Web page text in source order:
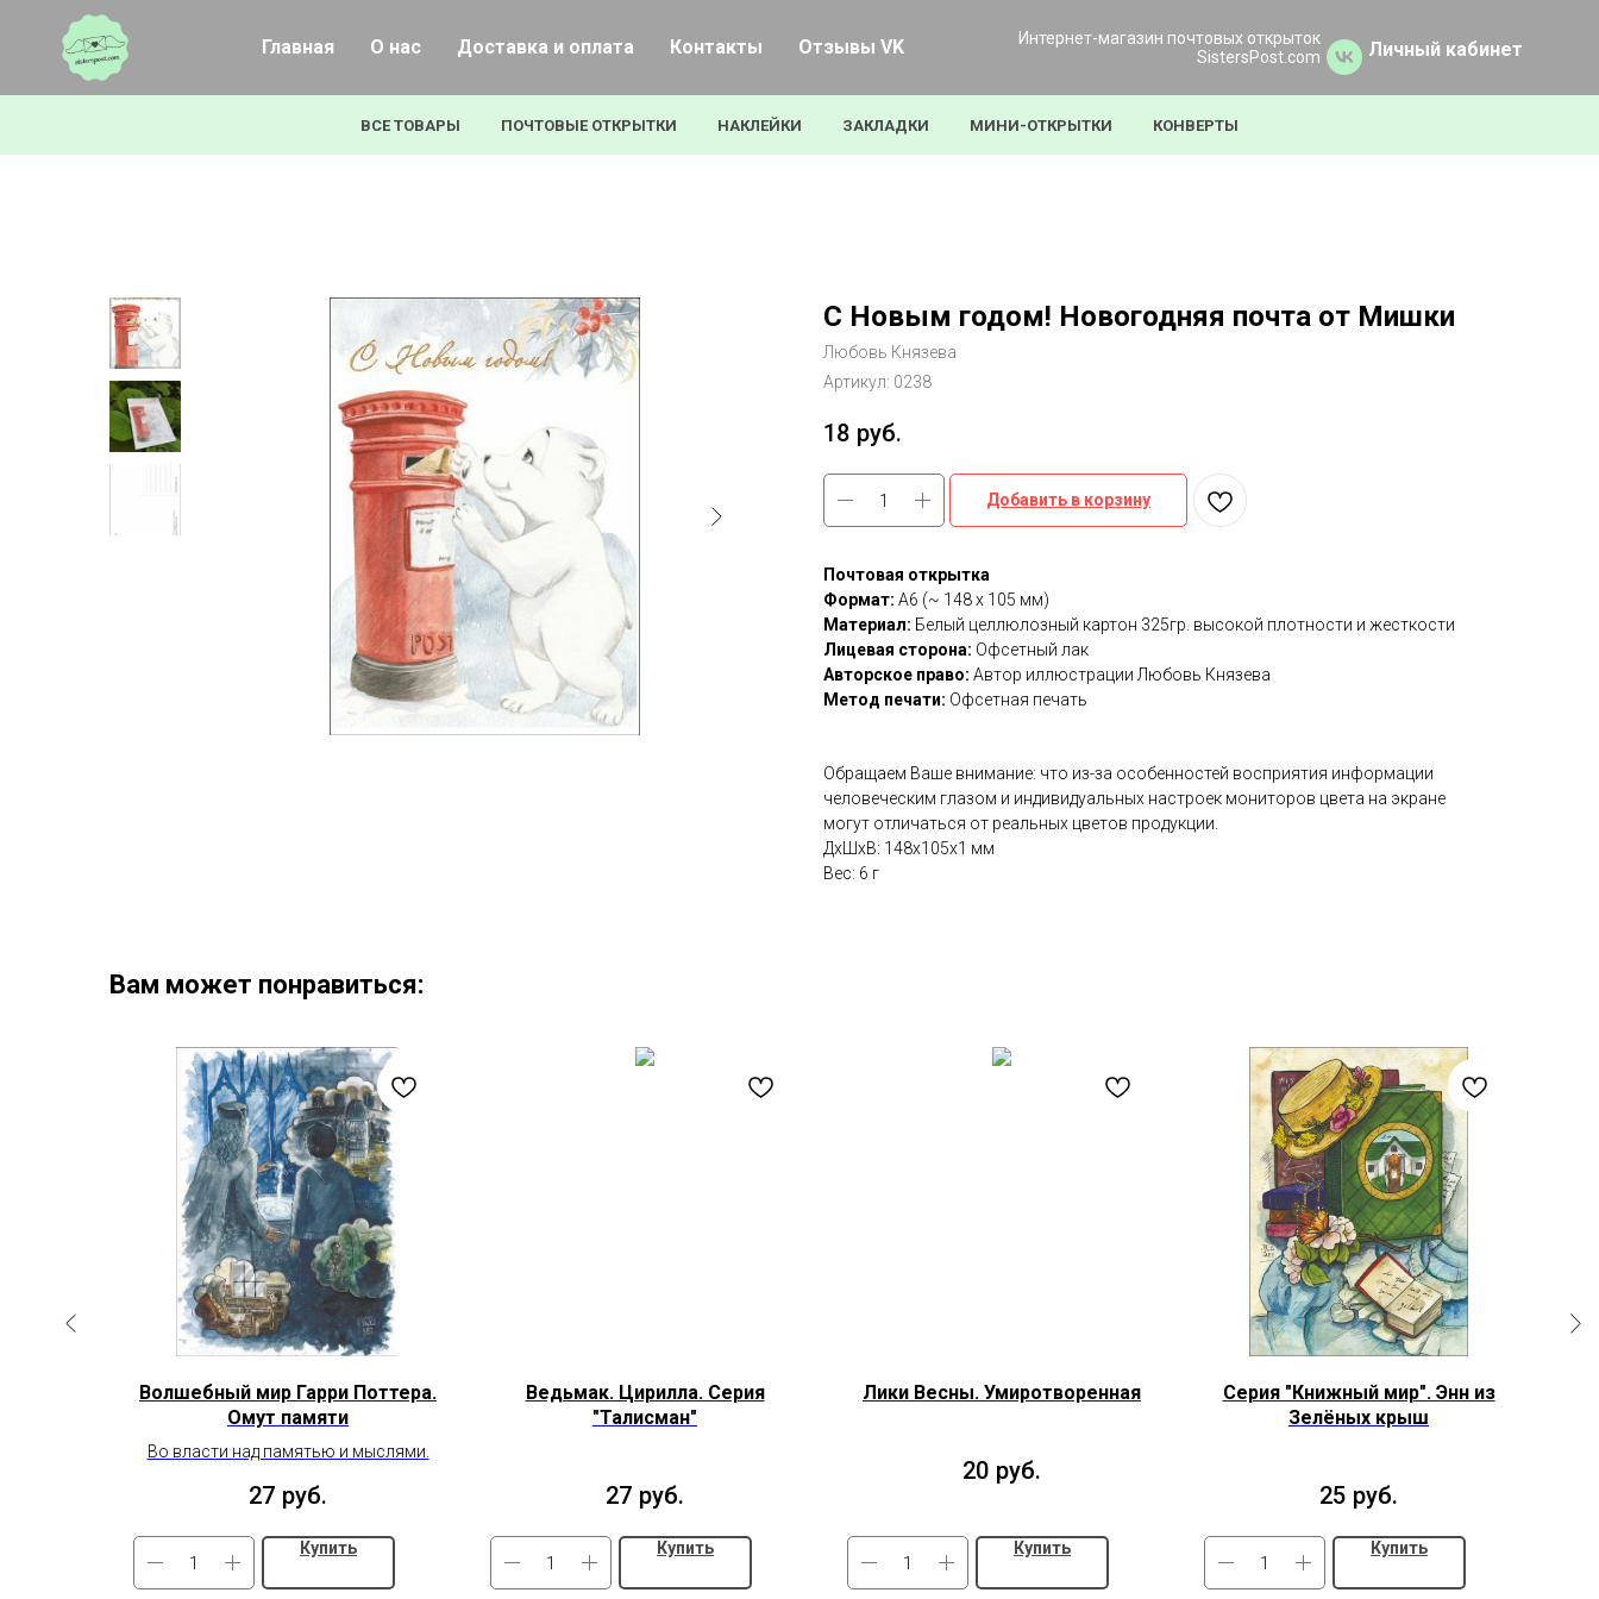
Главная О нас Доставка и оплата Контакты Отзывы VK
Интернет-магазин почтовых открыток
SistersPost.com
Личный кабинет
ВСЕ ТОВАРЫ ПОЧТОВЫЕ ОТКРЫТКИ НАКЛЕЙКИ ЗАКЛАДКИ МИНИ-ОТКРЫТКИ КОНВЕРТЫ
С Новым годом! Новогодняя почта от Мишки
Любовь Князева
Артикул: 0238
18 руб.
Добавить в корзину
Почтовая открытка
Формат: А6 (~ 148 х 105 мм)
Материал: Белый целлюлозный картон 325гр. высокой плотности и жесткости
Лицевая сторона: Офсетный лак
Авторское право: Автор иллюстрации Любовь Князева
Метод печати: Офсетная печать
Обращаем Ваше внимание: что из-за особенностей восприятия информации
человеческим глазом и индивидуальных настроек мониторов цвета на экране
могут отличаться от реальных цветов продукции.
ДxШxВ: 148x105x1 мм
Вес: 6 г
Вам может понравиться:
Волшебный мир Гарри Поттера.
Омут памяти
Во власти над памятью и мыслями.
27 руб.
Купить
Ведьмак. Цирилла. Серия
"Талисман"
27 руб.
Купить
Лики Весны. Умиротворенная
20 руб.
Купить
Серия "Книжный мир". Энн из
Зелёных крыш
25 руб.
Купить